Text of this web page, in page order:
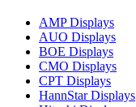
AMP Displays
AUO Displays
BOE Displays
CMO Displays
CPT Displays
HannStar Displays